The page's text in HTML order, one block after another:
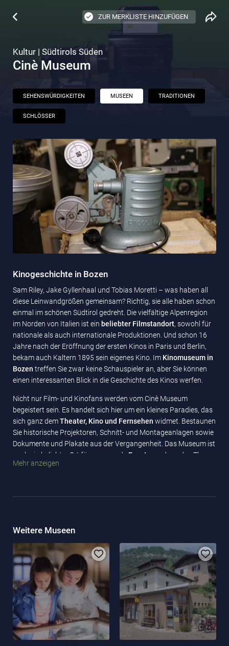
ZUR MERKLISTE HINZUFÜGEN
Kultur | Südtirols Süden
Cinè Museum
SEHENSWÜRDIGKEITEN MUSEEN TRADITIONEN
SCHLÖSSER
Kinogeschichte in Bozen
Sam Riley, Jake Gyllenhaal und Tobias Moretti – was haben all
diese Leinwandgrößen gemeinsam? Richtig, sie alle haben schon
einmal im schönen Südtirol gedreht. Die vielfältige Alpenregion
im Norden von Italien ist ein beliebter Filmstandort, sowohl für
nationale als auch internationale Produktionen. Und schon 16
Jahre nach der Eröffnung der ersten Kinos in Paris und Berlin,
bekam auch Kaltern 1895 sein eigenes Kino. Im Kinomuseum in
Bozen treffen Sie zwar keine Schauspieler an, aber Sie können
einen interessanten Blick in die Geschichte des Kinos werfen.
Nicht nur Film- und Kinofans werden vom Cinè Museum
begeistert sein. Es handelt sich hier um ein kleines Paradies, das
sich ganz demTheater, Kino und Fernsehen widmet. Bestaunen
Sie historische Projektoren, Schnitt- und Montageanlagen sowie
Dokumente und Plakate aus der Vergangenheit. Das Museum ist
auch ein beliebter Ort für spannende Events
rund um das Thema
Film.
EinkaufszentrumCentrum Shopping Center Galvani. Wie wäre
Mehr anzeigen
Weitere Museen